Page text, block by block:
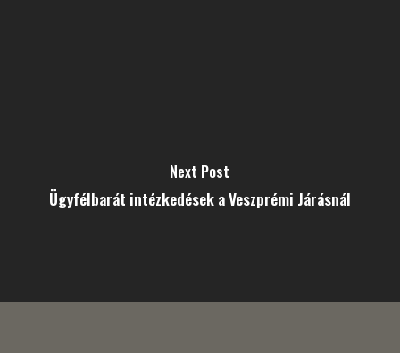
Next Post
Ügyfélbarát intézkedések a Veszprémi Járásnál